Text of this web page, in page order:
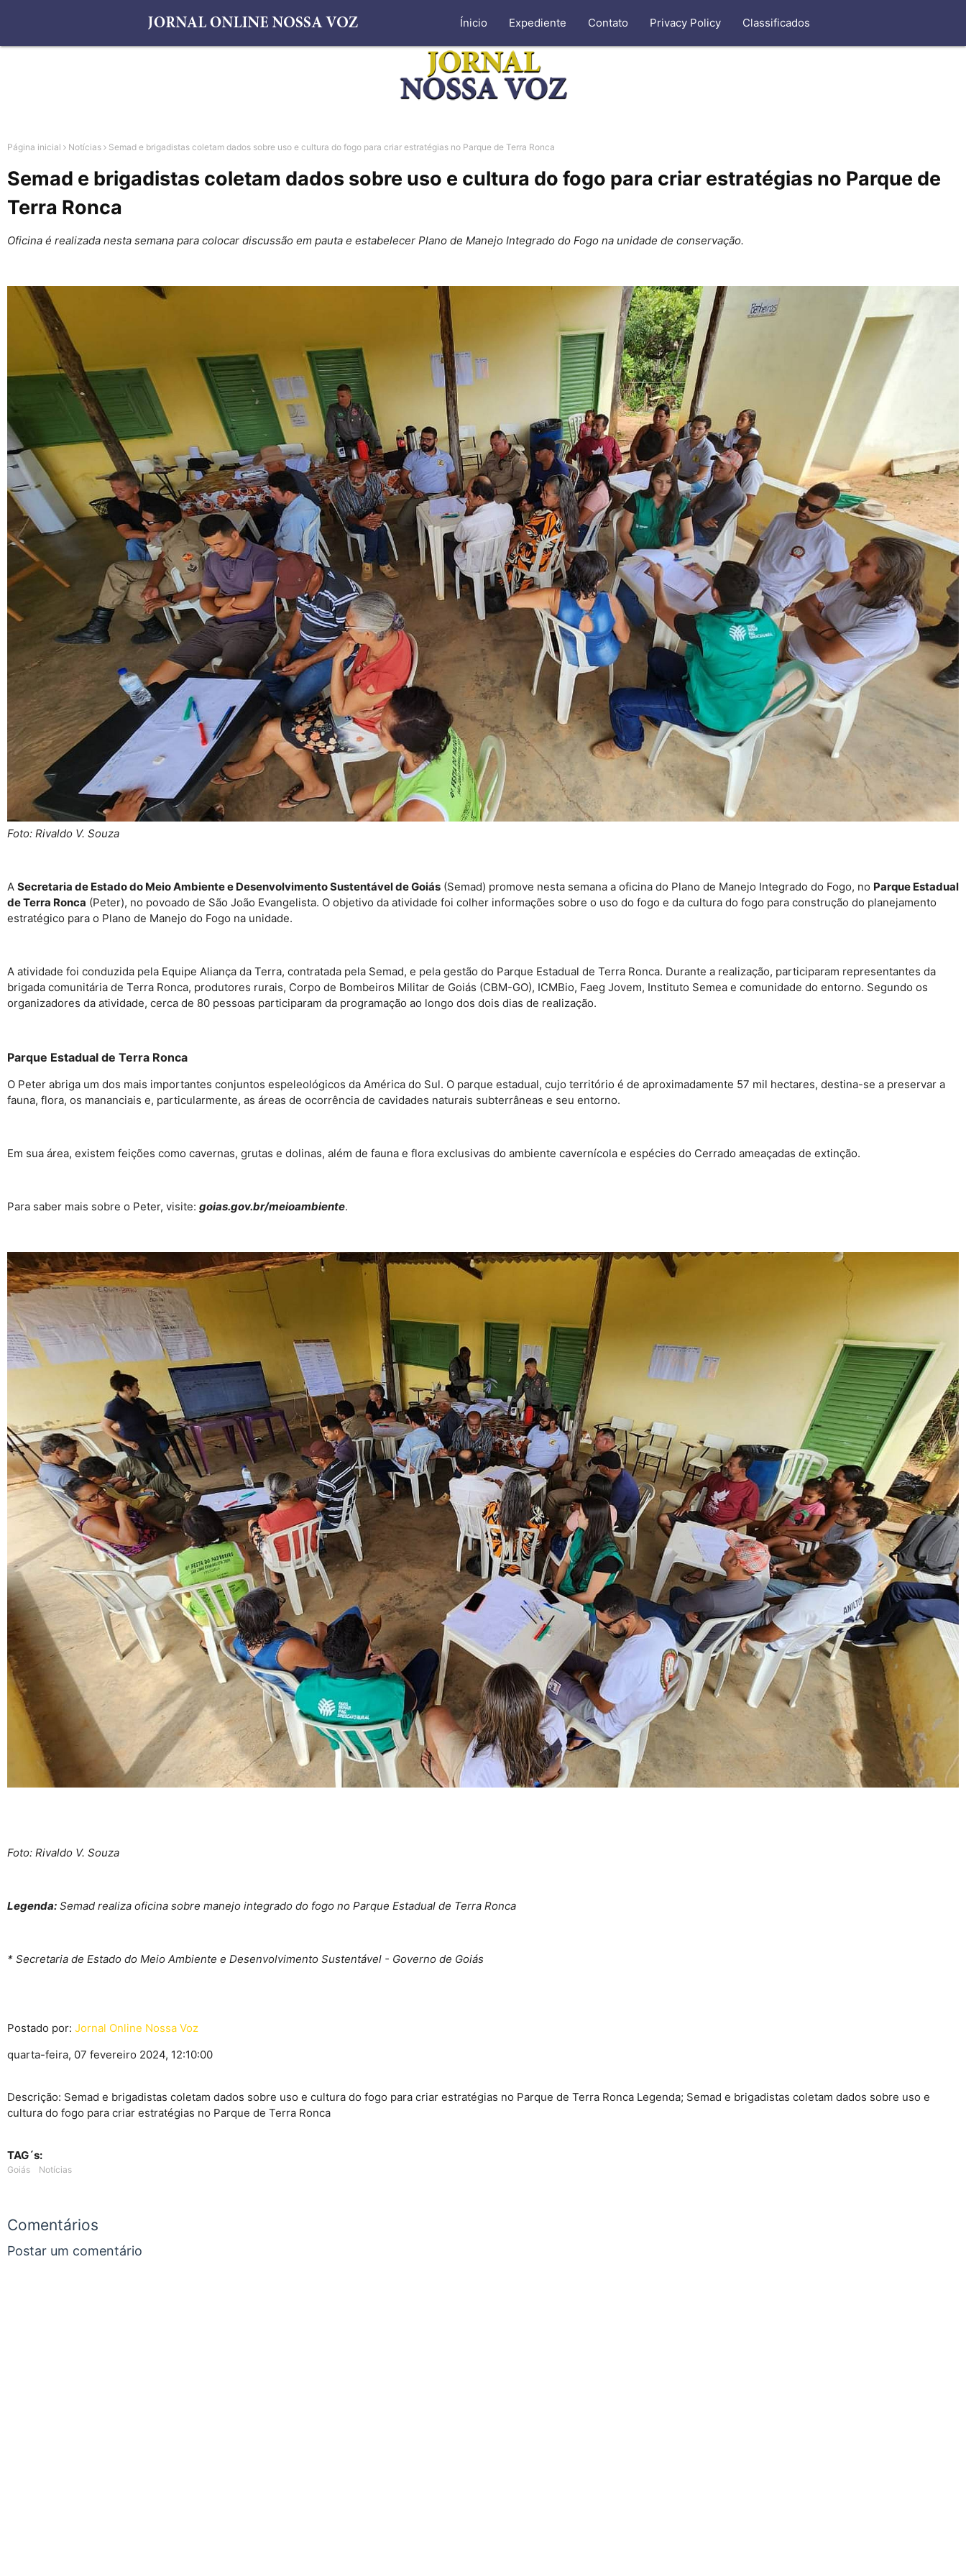
Ínicio Expediente Contato Privacy Policy Classificados
Página inicial Notícias Semad e brigadistas coletam dados sobre uso e cultura do fogo para criar estratégias no Parque de Terra Ronca
Semad e brigadistas coletam dados sobre uso e cultura do fogo para criar estratégias no Parque de
Terra Ronca
Oficina é realizada nesta semana para colocar discussão em pauta e estabelecer Plano de Manejo Integrado do Fogo na unidade de conservação.
Foto: Rivaldo V. Souza
A Secretaria de Estado do Meio Ambiente e Desenvolvimento Sustentável de Goiás (Semad) promove nesta semana a oficina do Plano de Manejo Integrado do Fogo, no Parque Estadual
de Terra Ronca (Peter), no povoado de São João Evangelista. O objetivo da atividade foi colher informações sobre o uso do fogo e da cultura do fogo para construção do planejamento
estratégico para o Plano de Manejo do Fogo na unidade.
A atividade foi conduzida pela Equipe Aliança da Terra, contratada pela Semad, e pela gestão do Parque Estadual de Terra Ronca. Durante a realização, participaram representantes da
brigada comunitária de Terra Ronca, produtores rurais, Corpo de Bombeiros Militar de Goiás (CBM-GO), ICMBio, Faeg Jovem, Instituto Semea e comunidade do entorno. Segundo os
organizadores da atividade, cerca de 80 pessoas participaram da programação ao longo dos dois dias de realização.
Parque Estadual de Terra Ronca
O Peter abriga um dos mais importantes conjuntos espeleológicos da América do Sul. O parque estadual, cujo território é de aproximadamente 57 mil hectares, destina-se a preservar a
fauna, flora, os mananciais e, particularmente, as áreas de ocorrência de cavidades naturais subterrâneas e seu entorno.
Em sua área, existem feições como cavernas, grutas e dolinas, além de fauna e flora exclusivas do ambiente cavernícola e espécies do Cerrado ameaçadas de extinção.
Para saber mais sobre o Peter, visite: goias.gov.br/meioambiente.
Foto: Rivaldo V. Souza
Legenda: Semad realiza oficina sobre manejo integrado do fogo no Parque Estadual de Terra Ronca
* Secretaria de Estado do Meio Ambiente e Desenvolvimento Sustentável - Governo de Goiás
Postado por: Jornal Online Nossa Voz
quarta-feira, 07 fevereiro 2024, 12:10:00
Descrição: Semad e brigadistas coletam dados sobre uso e cultura do fogo para criar estratégias no Parque de Terra Ronca Legenda; Semad e brigadistas coletam dados sobre uso e
cultura do fogo para criar estratégias no Parque de Terra Ronca
TAG´s:
Goiás Notícias
Comentários
Postar um comentário